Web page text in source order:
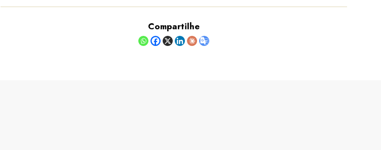
Compartilhe